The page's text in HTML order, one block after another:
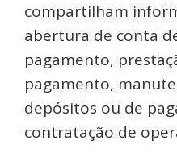
compartilham
abertura de conta
pagamento,
pagamento,
depósitos ou de
contratação de